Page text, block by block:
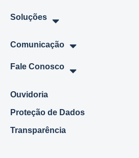
Soluções
Comunicação
Fale Conosco
Ouvidoria
Proteção de Dados
Transparência